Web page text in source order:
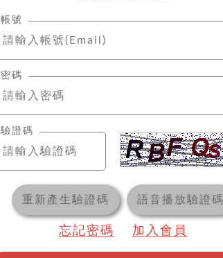
帳號
密碼
驗證碼
重新產生驗證碼 語音播放驗證碼
忘記密碼 加入會員